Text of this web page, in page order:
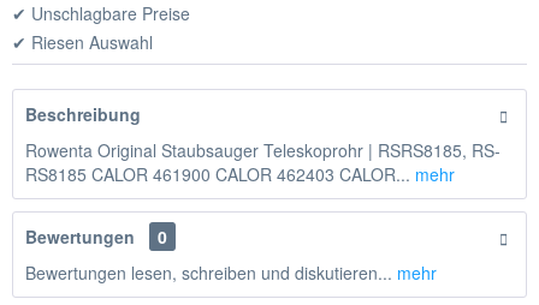
✔ Unschlagbare Preise
✔ Riesen Auswahl
Beschreibung
Rowenta Original Staubsauger Teleskoprohr | RSRS8185, RS-
RS8185 CALOR 461900 CALOR 462403 CALOR... mehr
Bewertungen
0
Bewertungen lesen, schreiben und diskutieren... mehr